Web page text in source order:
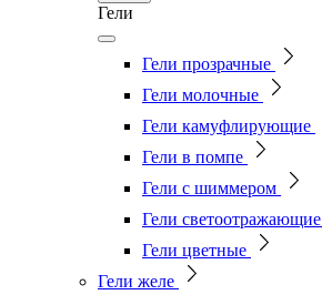
Гели
Гели прозрачные
Гели молочные
Гели камуфлирующие
Гели в помпе
Гели с шиммером
Гели светоотражающие
Гели цветные
Гели желе